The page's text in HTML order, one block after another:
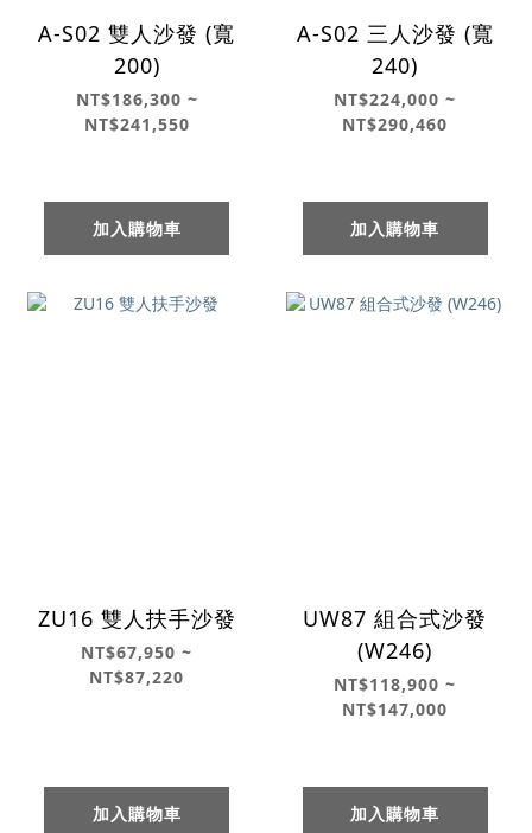
A-S02 雙人沙發 (寬
200)
NT$186,300 ~
NT$241,550
加入購物車
A-S02 三人沙發 (寬
240)
NT$224,000 ~
NT$290,460
加入購物車
ZU16 雙人扶手沙發
NT$67,950 ~
NT$87,220
加入購物車
UW87 組合式沙發
(W246)
NT$118,900 ~
NT$147,000
加入購物車